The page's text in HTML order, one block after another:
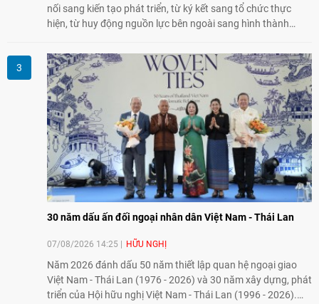
nối sang kiến tạo phát triển, từ ký kết sang tổ chức thực
hiện, từ huy động nguồn lực bên ngoài sang hình thành
nghệ, đổi mới sáng tạo và chuyển đổi số trở thành động lực
phát triển đất nước.
30 năm dấu ấn đối ngoại nhân dân Việt Nam - Thái Lan
07/08/2026 14:25 HỮU NGHỊ
Năm 2026 đánh dấu 50 năm thiết lập quan hệ ngoại giao
Việt Nam - Thái Lan (1976 - 2026) và 30 năm xây dựng, phát
triển của Hội hữu nghị Việt Nam - Thái Lan (1996 - 2026).